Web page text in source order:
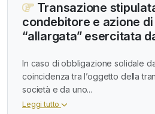
Transazione
condebitore e azione
“allargata” esercitata
In caso di obbligazione solidale
coincidenza tra l’oggetto della
società e da uno...
Leggi tutto